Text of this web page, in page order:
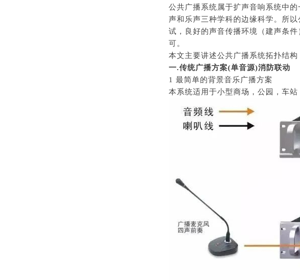
公共广播系统属于扩声音响系统中
声和乐声三种学科的边缘科学。所
试，良好的声音传播环境（建声条
可。
本文主要讲述公共广播系统拓扑结
一.传统广播方案(单音源)消防联动
1 最简单的背景音乐广播方案
本系统适用于小型商场，公园，车